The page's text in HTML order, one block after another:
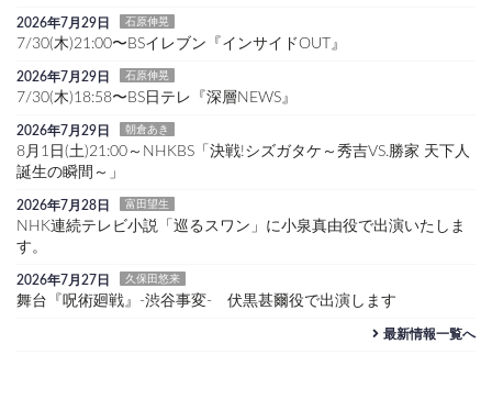
2026年7月29日 石原伸晃
7/30(木)21:00〜BSイレブン『インサイドOUT』
2026年7月29日 石原伸晃
7/30(木)18:58〜BS日テレ『深層NEWS』
2026年7月29日 朝倉あき
8月1日(土)21:00～NHKBS「決戦!シズガタケ～秀吉VS.勝家 天下人
誕生の瞬間～」
2026年7月28日 富田望生
NHK連続テレビ小説「巡るスワン」に小泉真由役で出演いたしま
す。
2026年7月27日 久保田悠来
舞台『呪術廻戦』-渋谷事変- 伏黒甚爾役で出演します
最新情報一覧へ